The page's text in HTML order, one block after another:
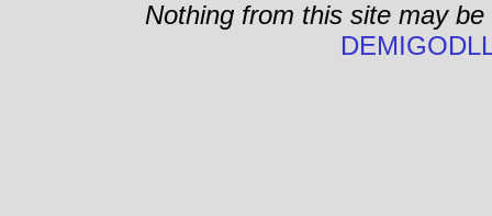
Nothing from this site may